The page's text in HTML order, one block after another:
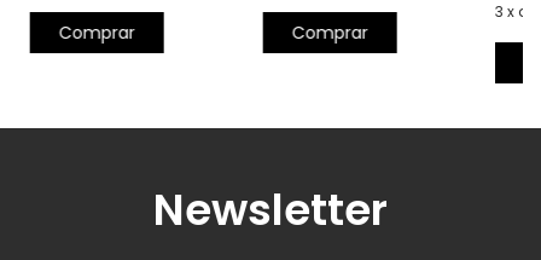
3 xde
Newsletter